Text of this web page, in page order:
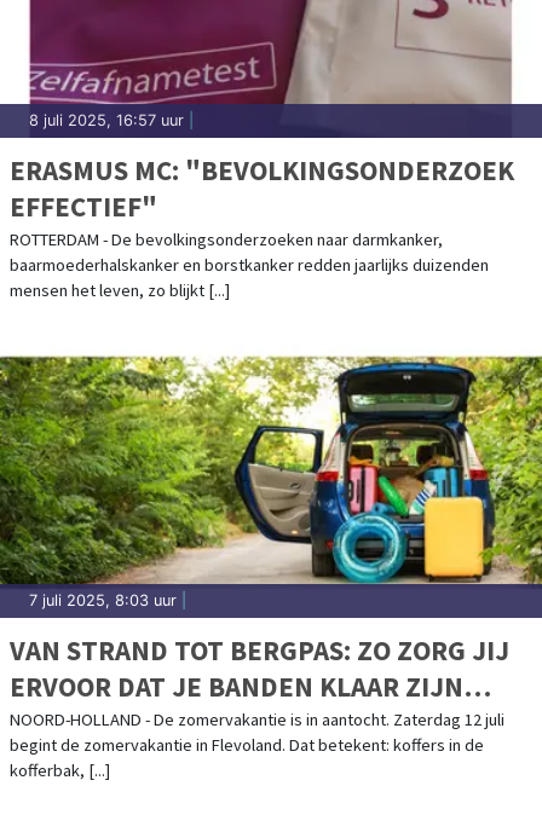
8 juli 2025, 16:57 uur
ERASMUS MC: "BEVOLKINGSONDERZOEK
EFFECTIEF"
ROTTERDAM - De bevolkingsonderzoeken naar darmkanker,
baarmoederhalskanker en borstkanker redden jaarlijks duizenden
mensen het leven, zo blijkt [...]
7 juli 2025, 8:03 uur
VAN STRAND TOT BERGPAS: ZO ZORG JIJ
ERVOOR DAT JE BANDEN KLAAR ZIJN
VOOR ELKE VAKANTIE
NOORD-HOLLAND - De zomervakantie is in aantocht. Zaterdag 12 juli
begint de zomervakantie in Flevoland. Dat betekent: koffers in de
kofferbak, [...]